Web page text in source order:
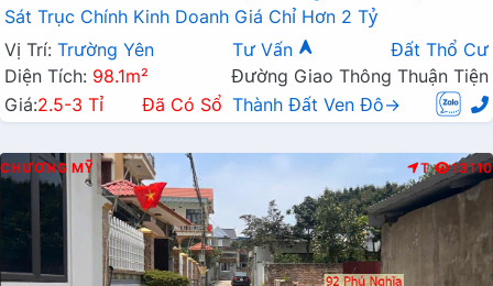
Sát Trục Chính Kinh Doanh Giá Chỉ Hơn 2 Tỷ
Vị Trí: Trường Yên Tư Vấn
Đất Thổ Cư
Diện Tích: 98.1m²
Đường Giao Thông Thuận Tiện
Giá:2.5-3 Tỉ Đã Có Sổ Thành Đất Ven Đô→
CHƯƠNG MỸ T 13110